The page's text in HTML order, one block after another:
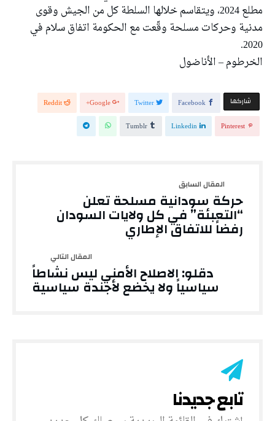
مطلع 2024، ويتقاسم خلالها السلطة كل من الجيش وقوى
مدنية وحركات مسلحة وقّعت مع الحكومة اتفاق سلام في
2020.
الخرطوم – الأناضول
‫‫ شاركها‬ Facebook
Twitter
Google+
Reddit
Pinterest
Linkedin
Tumblr
حركة سودانية مسلحة تعلن
“التعبئة” في كل ولايات السودان
رفضاً للاتفاق الإطاري
دقلو: الاصلاح الأمني ليس نشاطاً
سياسياً ولا يخضع لأجندة سياسية